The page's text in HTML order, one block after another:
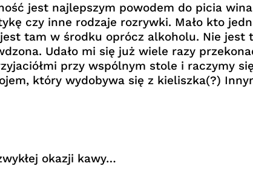
jest najlepszym powodem do picia
czy inne rodzaje rozrywki. Mało kto
tam w środku oprócz alkoholu. Nie
Udało mi się już wiele razy
przy wspólnym stole i raczymy
który wydobywa się z kieliszka(?)
okazji kawy…